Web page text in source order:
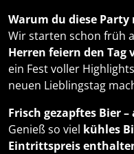
Warum du diese
Wir starten schon früh
Herren feiern den Tag
ein Fest voller
neuen Lieblingstag
Frisch gezapftes Bier
Genieß so viel kühles
Eintrittspreis